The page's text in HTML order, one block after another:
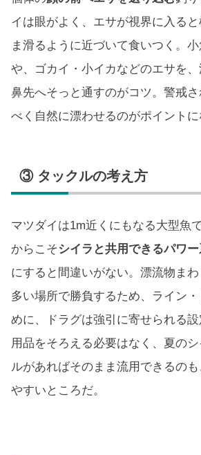
イは眼がよく、エサが視界に入る
ま滑るように近づいて食いつく。
や、ゴカイ・小イカなどのエサを
鼻先へそっと通すのがコツ。警戒
べく自然に漂わせるのがポイントに
③ タックルの考え方
マツダイは1m近くにもなる大型魚
からこそシイラと共用できるパワ
にすると間違いがない。漂流物ま
多い場所で勝負するため、ライン
めに、ドラグは強引に寄せられる
用品をそろえる必要はなく、夏の
ルがあればそのまま流用できるの
やすいところだ。